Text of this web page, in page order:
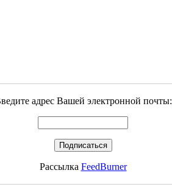
адрес Вашей электронной почты:
Рассылка FeedBurner